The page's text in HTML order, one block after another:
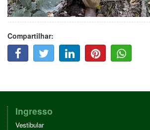
Compartilhar:
A
B
O
K
W
T
R
I
E
I
E
W
H
T
Ingresso
Vestibular